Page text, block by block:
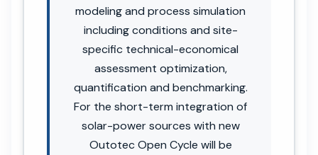
modeling and process simulation
including conditions and site-
specific technical-economical
assessment optimization,
quantification and benchmarking.
For the short-term integration of
solar-power sources with new
Outotec Open Cycle will be